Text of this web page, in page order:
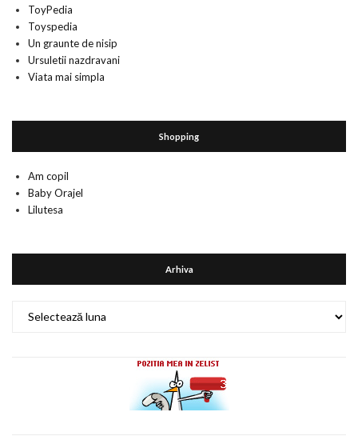
ToyPedia
Toyspedia
Un graunte de nisip
Ursuletii nazdravani
Viata mai simpla
Shopping
Am copil
Baby Orajel
Lilutesa
Arhiva